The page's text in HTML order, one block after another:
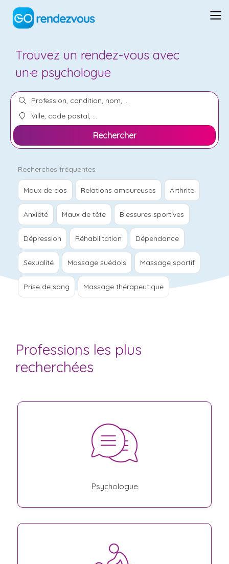
Trouvez un rendez-vous avec
un·e psychologue
Rechercher
Recherches fréquentes
Maux de dos Relations amoureuses Arthrite
Anxiété Maux de tête Blessures sportives
Dépression Réhabilitation Dépendance
Sexualité Massage suédois Massage sportif
Prise de sang Massage thérapeutique
Professions les plus
recherchées
Psychologue